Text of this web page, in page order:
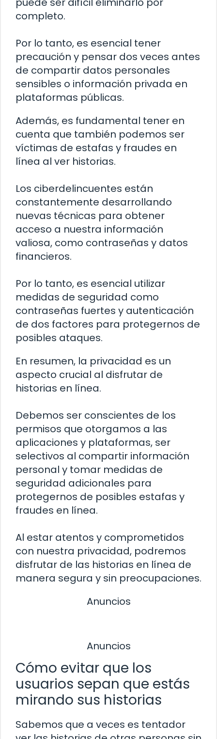
completo.
Por lo tanto, es esencial tener
precaución y pensar dos veces antes
de compartir datos personales
sensibles o información privada en
plataformas públicas.
Además, es fundamental tener en
cuenta que también podemos ser
víctimas de estafas y fraudes en
línea al ver historias.
Los ciberdelincuentes están
constantemente desarrollando
nuevas técnicas para obtener
acceso a nuestra información
valiosa, como contraseñas y datos
financieros.
Por lo tanto, es esencial utilizar
medidas de seguridad como
contraseñas fuertes y autenticación
de dos factores para protegernos de
posibles ataques.
En resumen, la privacidad es un
aspecto crucial al disfrutar de
historias en línea.
Debemos ser conscientes de los
permisos que otorgamos a las
aplicaciones y plataformas, ser
selectivos al compartir información
personal y tomar medidas de
seguridad adicionales para
protegernos de posibles estafas y
fraudes en línea.
Al estar atentos y comprometidos
con nuestra privacidad, podremos
disfrutar de las historias en línea de
manera segura y sin preocupaciones.
Anuncios
Anuncios
Cómo evitar que los
usuarios sepan que estás
mirando sus historias
Sabemos que a veces es tentador